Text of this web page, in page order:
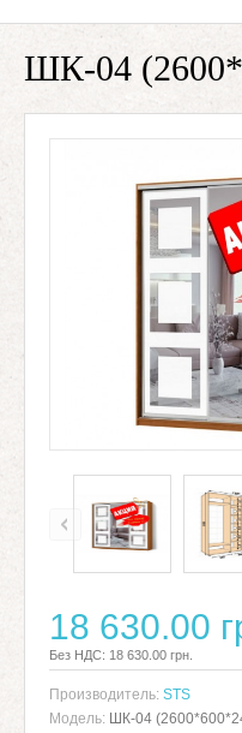
ШК-04
18 630.00
Без НДС: 18 630.00 грн.
Производитель: STS
Модель: ШК-04